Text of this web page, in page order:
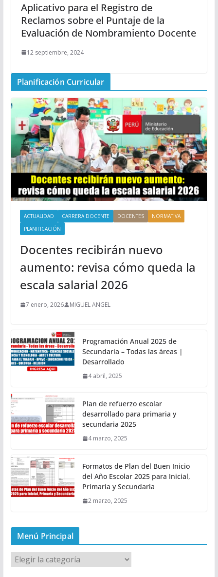
Aplicativo para el Registro de
Reclamos sobre el Puntaje de la
Evaluación de Nombramiento Docente
12 septiembre, 2024
Planificación Curricular
ACTUALIDAD CARRERA DOCENTE DOCENTES
NORMATIVA
PLANIFICACIÓN
Docentes recibirán nuevo
aumento: revisa cómo queda la
escala salarial 2026
7 enero, 2026 MIGUEL ANGEL
Programación Anual 2025 de
Secundaria – Todas las áreas |
Desarrollado
4 abril, 2025
Plan de refuerzo escolar
desarrollado para primaria y
secundaria 2025
4 marzo, 2025
Formatos de Plan del Buen Inicio
del Año Escolar 2025 para Inicial,
Primaria y Secundaria
2 marzo, 2025
Menú Principal
M